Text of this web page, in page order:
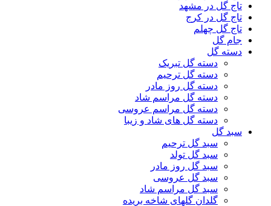
تاج گل در مشهد
تاج گل در کرج
تاج گل چهلم
جام گل
دسته گل
دسته گل تبریک
دسته گل ترحیم
دسته گل روز مادر
دسته گل مراسم شاد
دسته گل مراسم عروسی
دسته گل های شاد و زیبا
سبد گل
سبد گل ترحیم
سبد گل تولد
سبد گل روز مادر
سبد گل عروسی
سبد گل مراسم شاد
گلدان گلهای شاخه بریده